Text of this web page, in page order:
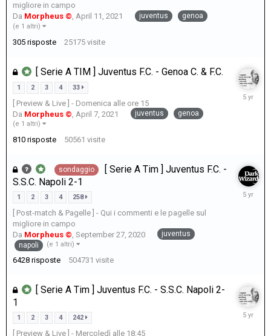
migliore in campo
Da Morpheus ©, April 11, 2021 juventus genoa
(e 1 altri)
305 risposte 25175 visite
[ Serie A TIM ] Juventus F.C. - Genoa C. & F.C.
1 2 3 4 33
[ Preview & Live ] - Domenica alle ore 15
Da Morpheus © April 7, 2021 juventus genoa
(e 1 altri)
810 risposte 50561 visite
April
sondaggio
[ Serie A Tim ] Juventus F.C. -
S.S.C. Napoli 2-1
1 2 3 4 258
[ Post-match & Pagelle ] - Qui i commenti e le pagelle sul
migliore in campo
Da Morpheus © September 27, 2020
juventus
napoli
(e 1 altri)
6428 risposte 504731 visite
April
[ Serie A Tim ] Juventus F.C. - S.S.C. Napoli 2-
1
1 2 3 4 242
[ Preview & Live ] - Mercoledì alle 18:45
April